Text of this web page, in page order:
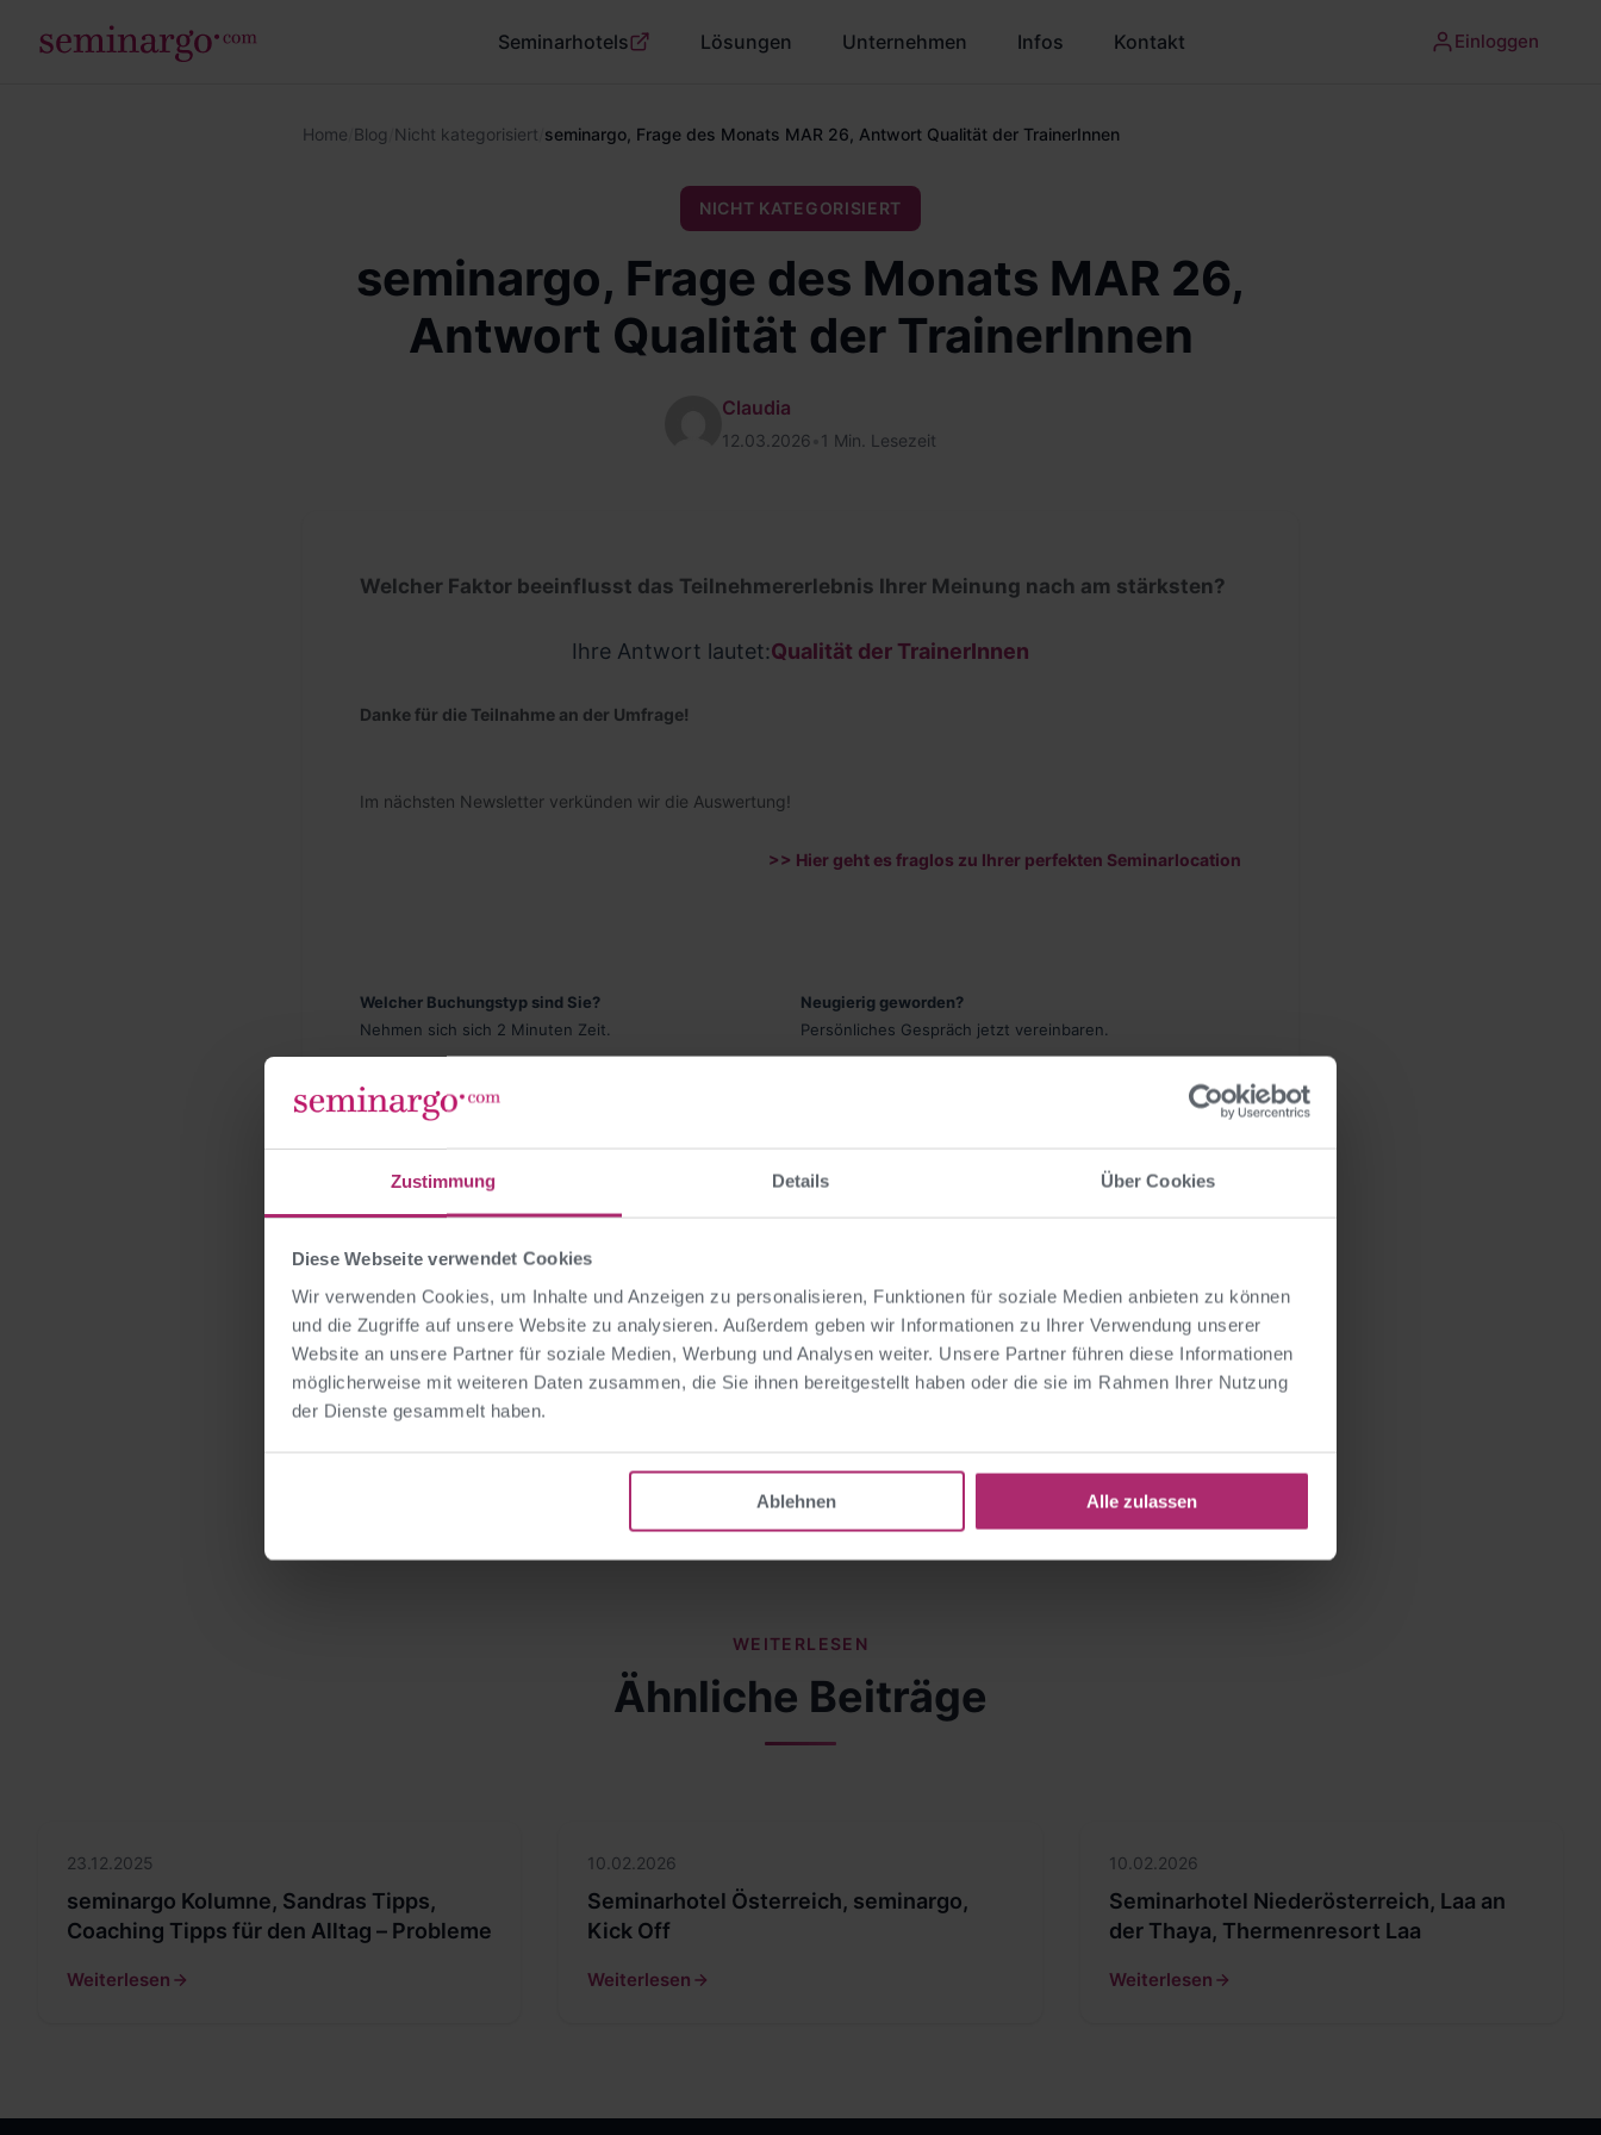
Zustimmung Details Über Cookies
Diese Webseite verwendet Cookies
Wir verwenden Cookies, um Inhalte und Anzeigen zu personalisieren, Funktionen für soziale Medien anbieten zu können
und die Zugriffe auf unsere Website zu analysieren. Außerdem geben wir Informationen zu Ihrer Verwendung unserer
Website an unsere Partner für soziale Medien, Werbung und Analysen weiter. Unsere Partner führen diese Informationen
möglicherweise mit weiteren Daten zusammen, die Sie ihnen bereitgestellt haben oder die sie im Rahmen Ihrer Nutzung
der Dienste gesammelt haben.
Ablehnen Alle zulassen
Seminarhotels Lösungen Unternehmen Infos Kontakt Einloggen
Home Blog Nicht kategorisiert seminargo, Frage des Monats MAR 26, Antwort Qualität der TrainerInnen
NICHT KATEGORISIERT
seminargo, Frage des Monats MAR 26,
Antwort Qualität der TrainerInnen
Claudia
12.03.2026 1 Min. Lesezeit
Welcher Faktor beeinflusst das Teilnehmererlebnis Ihrer Meinung nach am stärksten?
Ihre Antwort lautet:Qualität der TrainerInnen
Danke für die Teilnahme an der Umfrage!
Im nächsten Newsletter verkünden wir die Auswertung!
>> Hier geht es fraglos zu Ihrer perfekten Seminarlocation
Welcher Buchungstyp sind Sie?
Nehmen sich sich 2 Minuten Zeit.
>> Quick-Check jetzt ausfüllen
Neugierig geworden?
Persönliches Gespräch jetzt vereinbaren.
>> Persönlichen Termin vereinbaren
VORHERIGER BEITRAG
seminargo, Frage des Monats MAR 26,
NÄCHSTER BEITRAG
WEITERLESEN
Ähnliche Beiträge
23.12.2025
seminargo Kolumne, Sandras Tipps,
Coaching Tipps für den Alltag – Probleme
Weiterlesen
10.02.2026
Seminarhotel Österreich, seminargo,
Kick Off
Weiterlesen
10.02.2026
Seminarhotel Niederösterreich, Laa an
der Thaya, Thermenresort Laa
Weiterlesen